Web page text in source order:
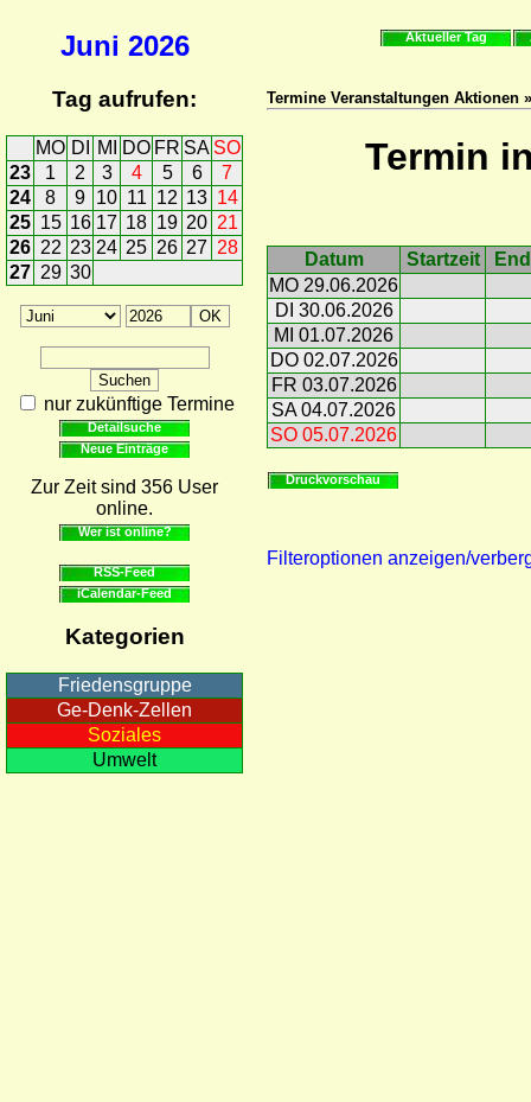
Juni 2026
Tag aufrufen:
MO DI MI DO FR SA SO
23
1 2 3 4 5 6
7
24
8 9 10 11 12 13 14
25 15 16 17 18 19 20 21
26 22 23 24 25 26 27 28
27 29 30
nur zukünftige Termine
Detailsuche
Neue Einträge
Zur Zeit sind 356 User
online.
Wer ist online?
RSS-Feed
iCalendar-Feed
Kategorien
Friedensgruppe
Ge-Denk-Zellen
Soziales
Umwelt
Aktueller Tag
Termine Veranstaltungen Aktionen
Termin
Datum Startzeit
MO 29.06.2026
DI 30.06.2026
MI 01.07.2026
DO 02.07.2026
FR 03.07.2026
SA 04.07.2026
SO 05.07.2026
Druckvorschau
Filteroptionen anzeigen/